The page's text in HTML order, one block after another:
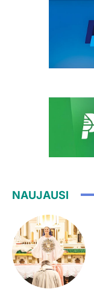
NAUJAUSI